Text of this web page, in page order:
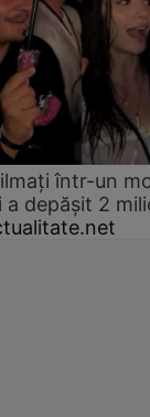
într-un
a depășit 2